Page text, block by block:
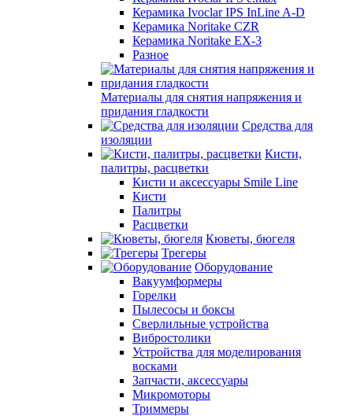
Керамика Ivoclar IPS InLine A-D
Керамика Noritake CZR
Керамика Noritake EX-3
Разное
Материалы для снятия напряжения и
придания гладкости
Средства для
изоляции
Кисти,
палитры, расцветки
Кисти и аксессуары Smile Line
Кисти
Палитры
Расцветки
Кюветы, бюгеля
Трегеры
Оборудование
Вакуумформеры
Горелки
Пылесосы и боксы
Сверлильные устройства
Вибростолики
Устройства для моделирования
восками
Запчасти, аксессуары
Микромоторы
Триммеры